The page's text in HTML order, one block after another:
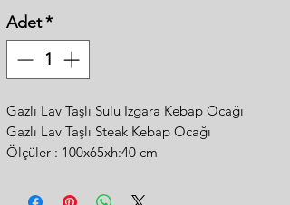
Adet*
Gazlı Lav Taşlı Sulu Izgara Kebap Ocağı
Gazlı Lav Taşlı Steak Kebap Ocağı
Ölçüler : 100x65xh:40 cm
-Alevlenme Yapmaz Özel Tasarım Izgaralar